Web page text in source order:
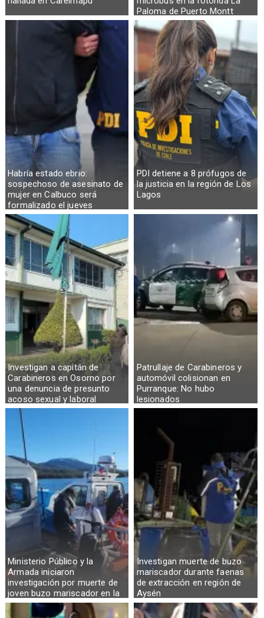
Paloma de Puerto Montt
Habría estado ebrio:
sospechoso de asesinato de
mujer en Calbuco será
formalizado el jueves
PDI detiene a 8 prófugos de
la justicia en la región de Los
Lagos
Investigan a capitán de
Carabineros en Osorno por
una denuncia de presunto
acoso sexual y laboral
Patrullaje de Carabineros y
automóvil colisionan en
Purranque: No hubo
lesionados
Ministerio Público y la
Armada iniciaron
investigación por muerte de
joven buzo mariscador en la
Región de Aysén
Investigan muerte de buzo
mariscador durante faenas
de extracción en región de
Aysén